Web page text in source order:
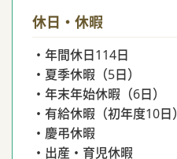
休日・休暇
・年間休日114日
・夏季休暇（5日）
・年末年始休暇（6日）
・有給休暇（初年度10日）
・慶弔休暇
・出産・育児休暇